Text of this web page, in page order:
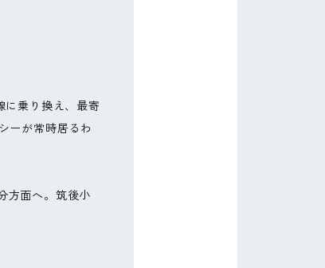
に乗り換え、最寄
ーが常時居るわ
方面へ。筑後小